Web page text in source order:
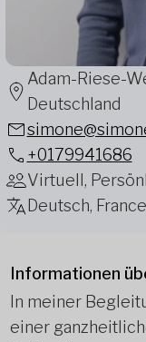
Adam-Riese-
Deutschland
+0179941686
Virtuell,
Deutsch,
Informationen
In meiner
einer